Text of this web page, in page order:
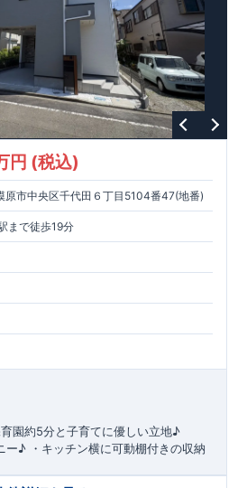
円 (税込)
原市中央区千代田６丁目5104番47(地番)
まで徒歩19分
園約5分と子育てに優しい立地♪
ー♪ ・キッチン横に可動棚付きの収納